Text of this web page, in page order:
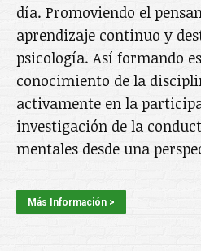
día. Promoviendo el
aprendizaje continuo y
psicología. Así formando
conocimiento de la
activamente en la
investigación de la
mentales desde una
Más Información >